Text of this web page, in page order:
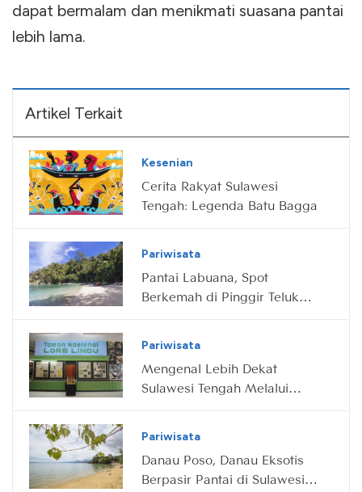
dapat bermalam dan menikmati suasana pantai
lebih lama.
Artikel Terkait
Kesenian
Cerita Rakyat Sulawesi
Tengah: Legenda Batu Bagga
Pariwisata
Pantai Labuana, Spot
Berkemah di Pinggir Teluk
Pariwisata
Mengenal Lebih Dekat
Sulawesi Tengah Melalui
Pariwisata
Danau Poso, Danau Eksotis
Berpasir Pantai di Sulawesi